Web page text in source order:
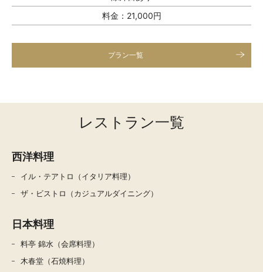
料金： 21,000円
プラン一覧
レストラン一覧
西洋料理
イル・テアトロ（イタリア料理）
ザ・ビストロ（カジュアルダイニング）
日本料理
料亭 錦水（会席料理）
木春堂（石焼料理）